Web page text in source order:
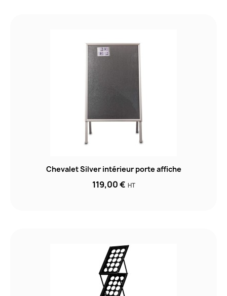
Chevalet Silver intérieur porte affiche
119,00 € HT